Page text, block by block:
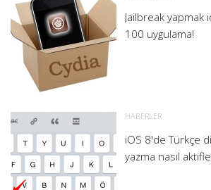
Jailbreak
100 uygulama!
HABERLER
iOS 8'de Türkçe
yazma nasıl